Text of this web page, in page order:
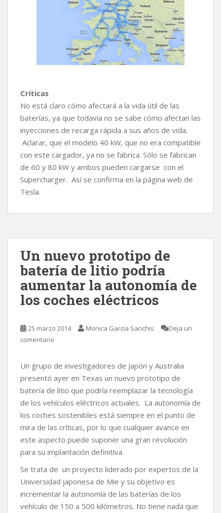
Críticas
No está claro cómo afectará a la vida útil de las
baterías, ya que todavía no se sabe cómo afectan las
inyecciones de recarga rápida a sus años de vida.
Aclarar, que el modelo 40 kW, que no era compatible
con este cargador, ya no se fabrica. Sólo se fabrican
de 60 y 80 kW y ambos pueden cargarse con el
Supercharger. Así se confirma en la página web de
Tesla.
Un nuevo prototipo de
batería de litio podría
aumentar la autonomía de
los coches eléctricos
25 marzo 2014 Monica García Sanchis
Deja un
comentario
Un grupo de investigadores de Japón y Australia
presentó ayer en Texas un nuevo prototipo de
batería de litio que podría reemplazar la tecnología
de los vehículos eléctricos actuales. La autonomía de
los coches sostenibles está siempre en el punto de
mira de las críticas, por lo que cualquier avance en
este aspecto puede suponer una gran revolución
para su implantación definitiva.
Se trata de un proyecto liderado por expertos de la
Universidad japonesa de Mie y su objetivo es
incrementar la autonomía de las baterías de los
vehículo de 150 a 500 kilómetros. No tiene nada que